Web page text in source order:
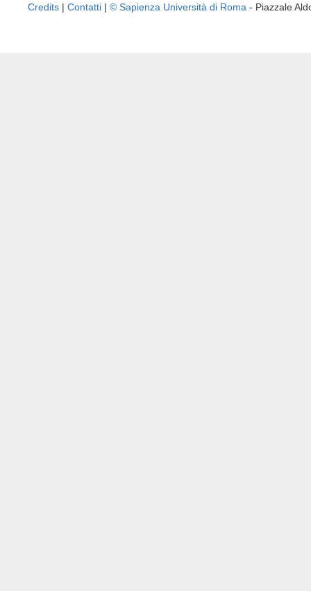
Credits | Contatti | © Sapienza Università di Roma - Piazzale